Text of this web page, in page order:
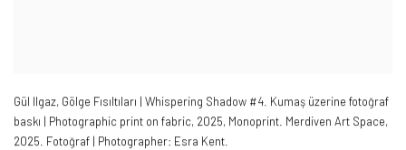
Gül Ilgaz, Gölge Fısıltıları | Whispering Shadow #4. Kumaş üzerine fotoğraf
baskı | Photographic print on fabric, 2025, Monoprint. Merdiven Art Space,
2025. Fotoğraf | Photographer: Esra Kent.